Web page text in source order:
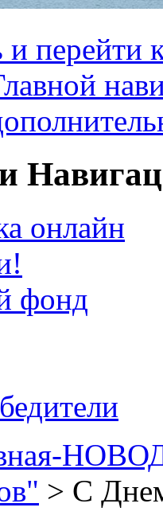
перейти
онлайн
фонд
> C